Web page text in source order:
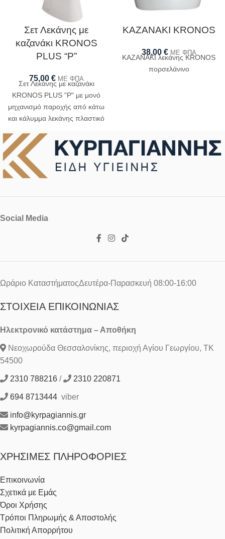
Σετ Λεκάνης με
καζανάκι KRONOS
PLUS “P”
75,00 € ΜΕ ΦΠΑ
Σετ Λεκάνης με καζανάκι
KRONOS PLUS "P" με μονό
μηχανισμό παροχής από κάτω
και κάλυμμα λεκάνης πλαστικό
ΚΑΖΑΝΑΚΙ KRONOS
38,00 € ΜΕ ΦΠΑ
ΚΑΖΑΝΑΚΙ λεκάνης KRONOS
πορσελάνινο
Social Media
Ωράριο ΚαταστήματοςΔευτέρα-Παρασκευή 08:00-16:00
ΣΤΟΙΧΕΊΑ ΕΠΙΚΟΙΝΩΝΊΑΣ
Ηλεκτρονικό κατάστημα – Αποθήκη
Νεοχωρούδα Θεσσαλονίκης, περιοχή Αγίου Γεωργίου, ΤΚ
54500
2310 788216 / 2310 220871
694 8713444 viber
info@kyrpagiannis.gr
kyrpagiannis.co@gmail.com
ΧΡΉΣΙΜΕΣ ΠΛΗΡΟΦΟΡΊΕΣ
Επικοινωνία
Σχετικά με Εμάς
Όροι Χρήσης
Τρόποι Πληρωμής & Αποστολής
Πολιτική Απορρήτου